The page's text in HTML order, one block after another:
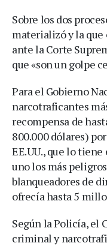
Sobre los dos
materializó y la
ante la Corte
que «son un golpe
Para el Gobierno
narcotraficantes
recompensa de
800.000 dólares)
EE.UU., que lo
uno los más
blanqueadores de
ofrecía hasta 5
Según la Policía, el
criminal y